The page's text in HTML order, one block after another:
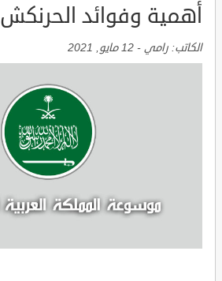
أهمية وفوائد الحرنكش
الكاتب: رامي - 12 مايو, 2021